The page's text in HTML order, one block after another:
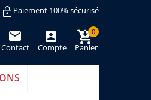
Paiement 100% sécurisé
Panier
0
Compte
Contact